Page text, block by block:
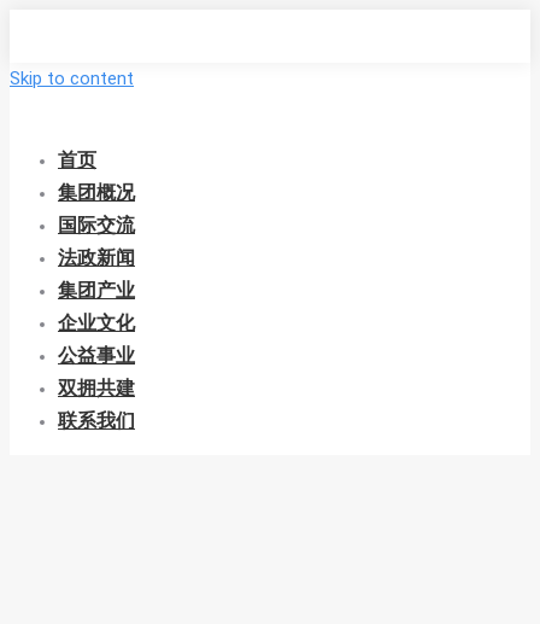
Skip to content
首页
集团概况
国际交流
法政新闻
集团产业
企业文化
公益事业
双拥共建
联系我们